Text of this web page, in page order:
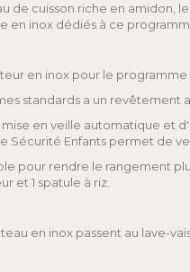
de cuisson riche en
en inox dédiés à ce
en inox pour le programme
standards a un revêtement
en veille automatique et
Sécurité Enfants permet de
pour rendre le rangement
et 1 spatule à riz.
en inox passent au lave-